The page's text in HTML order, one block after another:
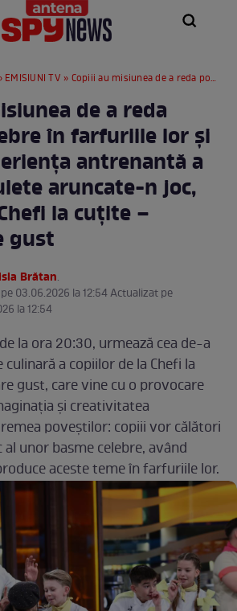
EMISIUNI TV » Copiii au misiunea de a reda povești celebre în farfuriile lor și trăiesc experiența antrenantă a primei amulete aruncate-n joc, diseară, la Chefi la cuțite – Viitorul are gust
de a reda
în farfuriile lor și
antrenantă a
aruncate-n joc,
la cuțite –
gust
Brătan.
03.06.2026 la 12:54 Actualizat pe
la 12:54
la ora 20:30, urmează cea de-a
a copiilor de la Chefi la
gust, care vine cu o provocare
și creativitatea
poveștilor: copiii vor călători
unor basme celebre, având
aceste teme în farfuriile lor.